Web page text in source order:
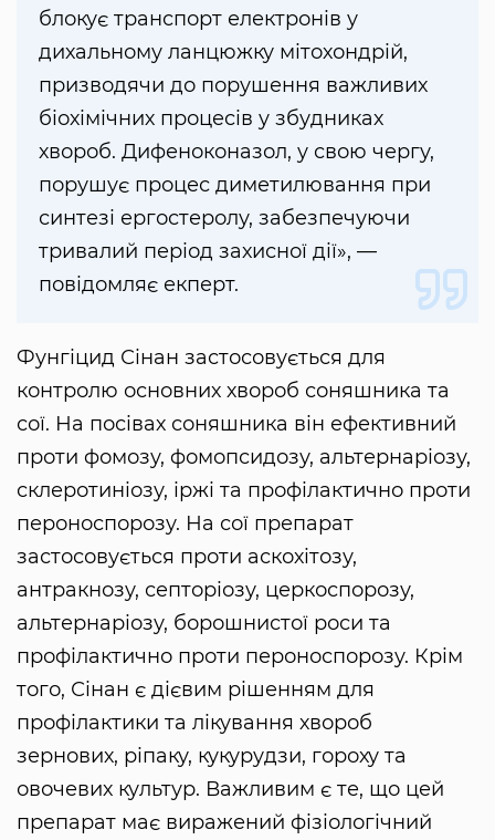
блокує транспорт електронів у
дихальному ланцюжку мітохондрій,
призводячи до порушення важливих
біохімічних процесів у збудниках
хвороб. Дифеноконазол, у свою чергу,
порушує процес диметилювання при
синтезі ергостеролу, забезпечуючи
тривалий період захисної дії», —
повідомляє екперт.
Фунгіцид Сінан застосовується для
контролю основних хвороб соняшника та
сої. На посівах соняшника він ефективний
проти фомозу, фомопсидозу, альтернаріозу,
склеротиніозу, іржі та профілактично проти
пероноспорозу. На сої препарат
застосовується проти аскохітозу,
антракнозу, септоріозу, церкоспорозу,
альтернаріозу, борошнистої роси та
профілактично проти пероноспорозу. Крім
того, Сінан є дієвим рішенням для
профілактики та лікування хвороб
зернових, ріпаку, кукурудзи, гороху та
овочевих культур. Важливим є те, що цей
препарат має виражений фізіологічний